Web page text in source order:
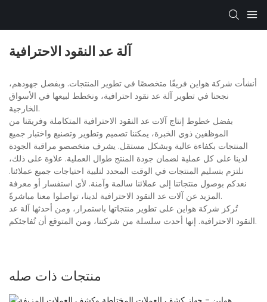
آلة عد النقود الاحترافية
أنشأت شركة هواين فريقًا متخصصًا في تطوير المنتجات. وبفضل جهودهم،
نجحنا في تطوير آلة عد نقود احترافية، ونخطط لبيعها في الأسواق
الخارجية.
بفضل خطوط إنتاج آلات عد النقود الاحترافية المتكاملة وفريقنا من
الموظفين ذوي الخبرة، يمكننا تصميم وتطوير وتصنيع واختبار جميع
المنتجات بكفاءة عالية وبشكل مستقل. يشرف متخصصو مراقبة الجودة
لدينا على كل عملية لضمان جودة المنتج طوال العملية. علاوة على ذلك،
نلتزم بتسليم المنتجات في الوقت المحدد لتلبية احتياجات جميع عملائنا.
نعدكم بوصول منتجاتنا إلى عملائنا سالمة وآمنة. لأي استفسار أو معرفة
المزيد عن آلات عد النقود الاحترافية لدينا، تواصلوا معنا مباشرةً.
تُركز شركة هواين على تطوير منتجاتها باستمرار، ومن أحدثها آلة عد
النقود الاحترافية. إنها أحدث سلسلة من شركتنا، ومن المتوقع أن تُفاجئكم.
منتجات ذات صله